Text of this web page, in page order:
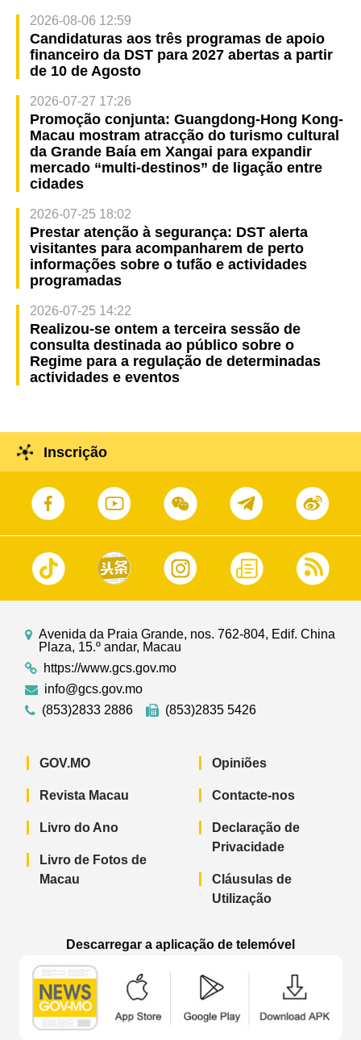
2026-08-06 12:59
Candidaturas aos três programas de apoio
financeiro da DST para 2027 abertas a partir
de 10 de Agosto
2026-07-27 17:26
Promoção conjunta: Guangdong-Hong Kong-
Macau mostram atracção do turismo cultural
da Grande Baía em Xangai para expandir
mercado “multi-destinos” de ligação entre
cidades
2026-07-25 18:02
Prestar atenção à segurança: DST alerta
visitantes para acompanharem de perto
informações sobre o tufão e actividades
programadas
2026-07-25 14:22
Realizou-se ontem a terceira sessão de
consulta destinada ao público sobre o
Regime para a regulação de determinadas
actividades e eventos
Inscrição
Avenida da Praia Grande, nos. 762-804, Edif. China
Plaza, 15.º andar, Macau
https://www.gcs.gov.mo
info@gcs.gov.mo
(853)2833 2886
(853)2835 5426
GOV.MO
Revista Macau
Livro do Ano
Livro de Fotos de
Macau
Opiniões
Contacte-nos
Declaração de
Privacidade
Cláusulas de
Utilização
Descarregar a aplicação de telemóvel